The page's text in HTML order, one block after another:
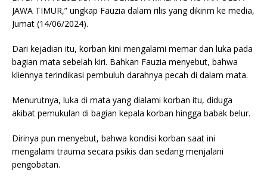
JAWA TIMUR,” ungkap Fauzia dalam rilis yang dikirim ke media,
Jumat (14/06/2024).
Dari kejadian itu, korban kini mengalami memar dan luka pada
bagian mata sebelah kiri. Bahkan Fauzia menyebut, bahwa
kliennya terindikasi pembuluh darahnya pecah di dalam mata.
Menurutnya, luka di mata yang dialami korban itu, diduga
akibat pemukulan di bagian kepala korban hingga babak belur.
Dirinya pun menyebut, bahwa kondisi korban saat ini
mengalami trauma secara psikis dan sedang menjalani
pengobatan.